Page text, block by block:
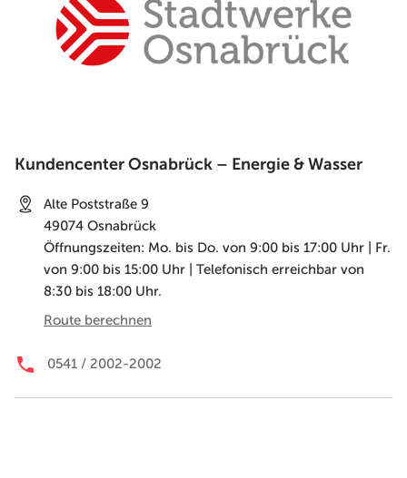
Kundencenter Osnabrück – Energie & Wasser
Alte Poststraße 9
49074 Osnabrück
Öffnungszeiten: Mo. bis Do. von 9:00 bis 17:00 Uhr | Fr.
von 9:00 bis 15:00 Uhr | Telefonisch erreichbar von
8:30 bis 18:00 Uhr.
Route berechnen
0541 / 2002-2002